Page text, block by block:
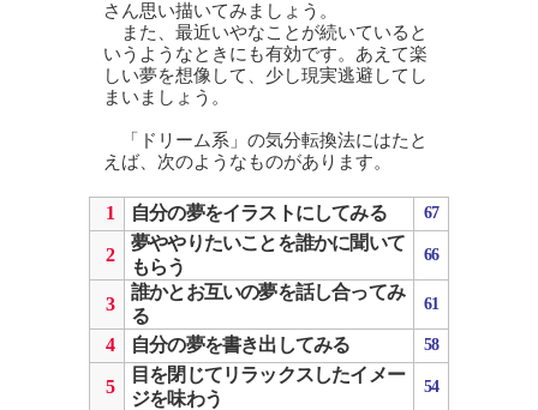
さん思い描いてみましょう。
また、最近いやなことが続いていると
いうようなときにも有効です。あえて楽
しい夢を想像して、少し現実逃避してし
まいましょう。
「ドリーム系」の気分転換法にはたと
えば、次のようなものがあります。
1 自分の夢をイラストにしてみる 67
2
夢ややりたいことを誰かに聞いて
もらう
66
3
誰かとお互いの夢を話し合ってみ
る
61
4 自分の夢を書き出してみる 58
5
目を閉じてリラックスしたイメー
ジを味わう
54